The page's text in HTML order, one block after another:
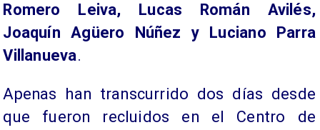
Romero Leiva, Lucas Román Avilés,
Joaquín Agüero Núñez y Luciano Parra
Villanueva.
Apenas han transcurrido dos días desde
que fueron recluidos en el Centro de